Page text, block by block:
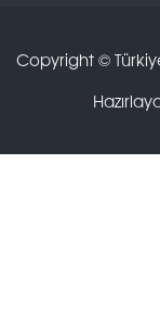
Copyright ©